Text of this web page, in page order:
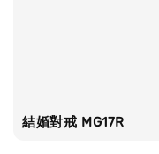
結婚對戒 MG17R